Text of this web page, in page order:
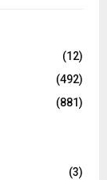
(12)
(492)
(881)
(3)